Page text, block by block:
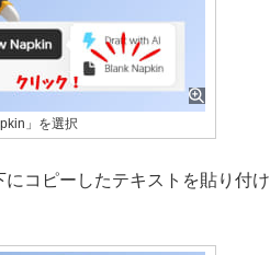
」を選択
コピーしたテキストを貼り付け